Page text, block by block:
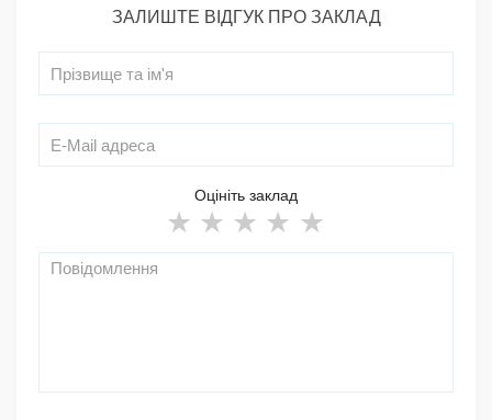
ЗАЛИШТЕ ВІДГУК ПРО ЗАКЛАД
Оцініть заклад